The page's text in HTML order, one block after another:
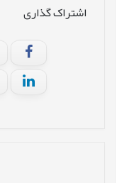
اشتراک گذاری